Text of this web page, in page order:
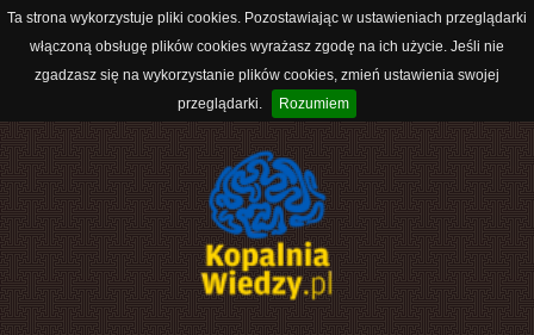
Ta strona wykorzystuje pliki cookies. Pozostawiając w ustawieniach przeglądarki
włączoną obsługę plików cookies wyrażasz zgodę na ich użycie. Jeśli nie
zgadzasz się na wykorzystanie plików cookies, zmień ustawienia swojej
przeglądarki.
Rozumiem